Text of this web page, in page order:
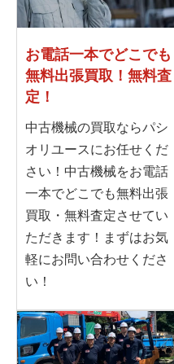
お電話一本でどこでも
無料出張買取！無料査
定！
中古機械の買取ならパシ
オリユースにお任せくだ
さい！中古機械をお電話
一本でどこでも無料出張
買取・無料査定させてい
ただきます！まずはお気
軽にお問い合わせくださ
い！